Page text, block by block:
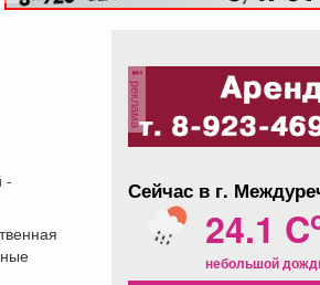
-
реклама
Сейчас в г.
24.1 C
небольшой